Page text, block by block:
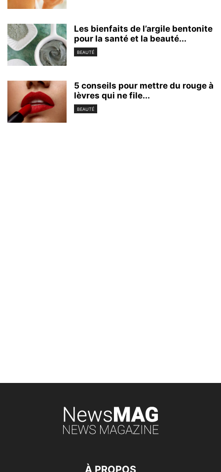
Les bienfaits de l’argile bentonite
pour la santé et la beauté...
BEAUTÉ
5 conseils pour mettre du rouge à
lèvres qui ne file...
BEAUTÉ
À PROPOS